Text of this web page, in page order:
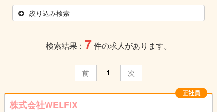
絞り込み検索
検索結果： 7 件の求人があります。
前 1 次
正社員
株式会社WELFIX